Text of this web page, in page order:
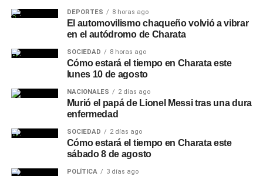
DEPORTES 8 horas ago
El automovilismo chaqueño volvió a vibrar
en el autódromo de Charata
SOCIEDAD 8 horas ago
Cómo estará el tiempo en Charata este
lunes 10 de agosto
NACIONALES 2 días ago
Murió el papá de Lionel Messi tras una dura
enfermedad
SOCIEDAD 2 días ago
Cómo estará el tiempo en Charata este
sábado 8 de agosto
POLÍTICA 3 días ago